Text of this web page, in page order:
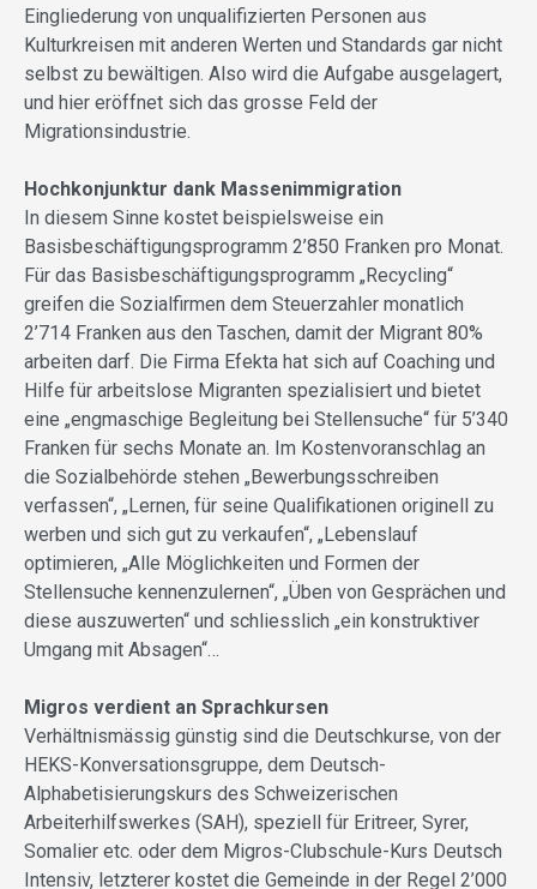
Eingliederung von unqualifizierten Personen aus
Kulturkreisen mit anderen Werten und Standards gar nicht
selbst zu bewältigen. Also wird die Aufgabe ausgelagert,
und hier eröffnet sich das grosse Feld der
Migrationsindustrie.
Hochkonjunktur dank Massenimmigration
In diesem Sinne kostet beispielsweise ein
Basisbeschäftigungsprogramm 2’850 Franken pro Monat.
Für das Basisbeschäftigungsprogramm „Recycling“
greifen die Sozialfirmen dem Steuerzahler monatlich
2’714 Franken aus den Taschen, damit der Migrant 80%
arbeiten darf. Die Firma Efekta hat sich auf Coaching und
Hilfe für arbeitslose Migranten spezialisiert und bietet
eine „engmaschige Begleitung bei Stellensuche“ für 5’340
Franken für sechs Monate an. Im Kostenvoranschlag an
die Sozialbehörde stehen „Bewerbungsschreiben
verfassen“, „Lernen, für seine Qualifikationen originell zu
werben und sich gut zu verkaufen“, „Lebenslauf
optimieren, „Alle Möglichkeiten und Formen der
Stellensuche kennenzulernen“, „Üben von Gesprächen und
diese auszuwerten“ und schliesslich „ein konstruktiver
Umgang mit Absagen“…
Migros verdient an Sprachkursen
Verhältnismässig günstig sind die Deutschkurse, von der
HEKS-Konversationsgruppe, dem Deutsch-
Alphabetisierungskurs des Schweizerischen
Arbeiterhilfswerkes (SAH), speziell für Eritreer, Syrer,
Somalier etc. oder dem Migros-Clubschule-Kurs Deutsch
Intensiv, letzterer kostet die Gemeinde in der Regel 2’000